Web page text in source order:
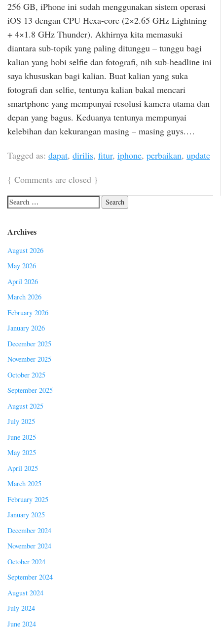
256 GB, iPhone ini sudah menggunakan sistem operasi
iOS 13 dengan CPU Hexa-core (2×2.65 GHz Lightning
+ 4×1.8 GHz Thunder). Akhirnya kita memasuki
diantara sub-topik yang paling ditunggu – tunggu bagi
kalian yang hobi selfie dan fotografi, nih sub-headline ini
saya khususkan bagi kalian. Buat kalian yang suka
fotografi dan selfie, tentunya kalian bakal mencari
smartphone yang mempunyai resolusi kamera utama dan
depan yang bagus. Keduanya tentunya mempunyai
kelebihan dan kekurangan masing – masing guys.…
Tagged as: dapat, dirilis, fitur, iphone, perbaikan, update
{ Comments are closed }
Archives
August 2026
May 2026
April 2026
March 2026
February 2026
January 2026
December 2025
November 2025
October 2025
September 2025
August 2025
July 2025
June 2025
May 2025
April 2025
March 2025
February 2025
January 2025
December 2024
November 2024
October 2024
September 2024
August 2024
July 2024
June 2024